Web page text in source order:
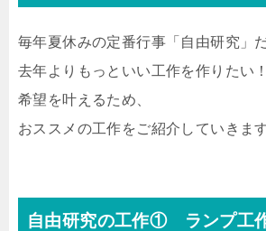
毎年夏休みの定番行事「自由研究」
去年よりもっといい工作を作りたい
希望を叶えるため、
おススメの工作をご紹介していきます
自由研究の工作① ランプ工